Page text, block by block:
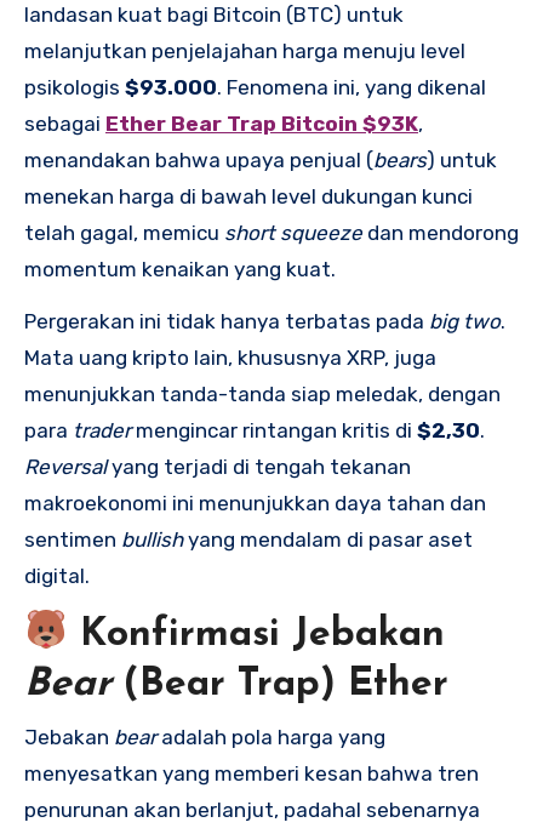
landasan kuat bagi Bitcoin (BTC) untuk
melanjutkan penjelajahan harga menuju level
psikologis $93.000. Fenomena ini, yang dikenal
sebagai Ether Bear Trap Bitcoin $93K,
menandakan bahwa upaya penjual (bears) untuk
menekan harga di bawah level dukungan kunci
telah gagal, memicu short squeeze dan mendorong
momentum kenaikan yang kuat.
Pergerakan ini tidak hanya terbatas pada big two.
Mata uang kripto lain, khususnya XRP, juga
menunjukkan tanda-tanda siap meledak, dengan
para tradermengincar rintangan kritis di $2,30.
Reversalyang terjadi di tengah tekanan
makroekonomi ini menunjukkan daya tahan dan
sentimen bullishyang mendalam di pasar aset
digital.
Konfirmasi Jebakan
Bear(Bear Trap) Ether
Jebakan bearadalah pola harga yang
menyesatkan yang memberi kesan bahwa tren
penurunan akan berlanjut, padahal sebenarnya